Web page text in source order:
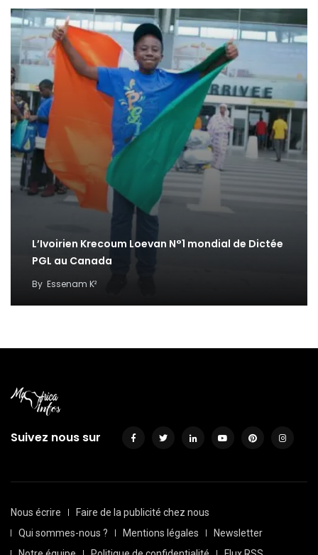
L’Ivoirien Krecoum Loevan N°1 mondial de Dictée
PGL au Canada
By Essenam K²
Suivez nous sur
Nous écrire
Faire de la publicité chez nous
Qui sommes-nous ?
Mentions légales
Newsletter